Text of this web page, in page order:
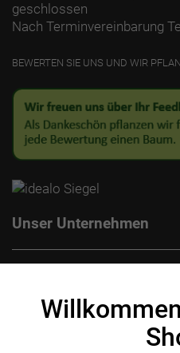
geschlossen
Nach Terminvereinbarung
BEWERTEN SIE UNS UND WIR
Unser Unternehmen
Datenschutz